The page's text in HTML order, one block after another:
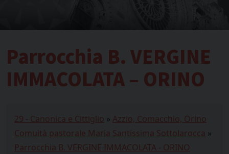
Parrocchia B. VERGINE
IMMACOLATA – ORINO
29 - Canonica e Cittiglio » Azzio, Comacchio, Orino
Comuità pastorale Maria Santissima Sottolarocca »
Parrocchia B. VERGINE IMMACOLATA - ORINO